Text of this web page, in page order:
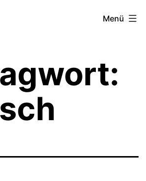
Menü